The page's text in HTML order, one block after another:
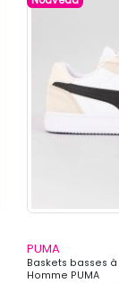
PUMA
Baskets basses
Homme PUMA